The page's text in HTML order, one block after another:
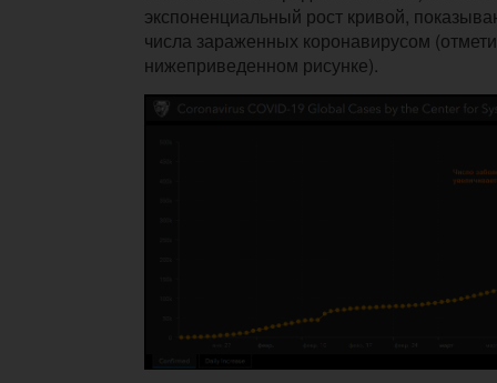
экспоненциальный рост кривой,
числа зараженных коронавирусом
нижеприведенном рисунке).